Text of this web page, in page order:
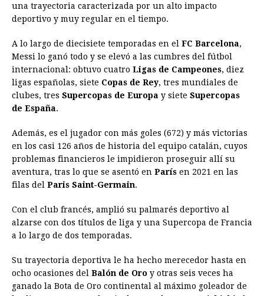
una trayectoria caracterizada por un alto impacto
deportivo y muy regular en el tiempo.
A lo largo de diecisiete temporadas en el FC Barcelona,
Messi lo ganó todo y se elevó a las cumbres del fútbol
internacional: obtuvo cuatro Ligas de Campeones, diez
ligas españolas, siete Copas de Rey, tres mundiales de
clubes, tres Supercopas de Europa y siete Supercopas
de España.
Además, es el jugador con más goles (672) y más victorias
en los casi 126 años de historia del equipo catalán, cuyos
problemas financieros le impidieron proseguir allí su
aventura, tras lo que se asentó en París en 2021 en las
filas del Paris Saint-Germain.
Con el club francés, amplió su palmarés deportivo al
alzarse con dos títulos de liga y una Supercopa de Francia
a lo largo de dos temporadas.
Su trayectoria deportiva le ha hecho merecedor hasta en
ocho ocasiones del Balón de Oro y otras seis veces ha
ganado la Bota de Oro continental al máximo goleador de